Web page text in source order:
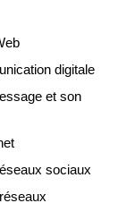
digitale
et son
sociaux